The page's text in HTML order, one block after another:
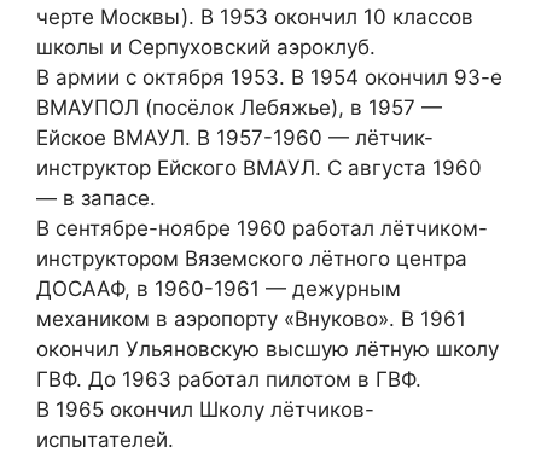
черте Москвы). В 1953 окончил 10 классов
школы и Серпуховский аэроклуб.
В армии с октября 1953. В 1954 окончил 93-е
ВМАУПОЛ (посёлок Лебяжье), в 1957 —
Ейское ВМАУЛ. В 1957-1960 — лётчик-
инструктор Ейского ВМАУЛ. С августа 1960
— в запасе.
В сентябре-ноябре 1960 работал лётчиком-
инструктором Вяземского лётного центра
ДОСААФ, в 1960-1961 — дежурным
механиком в аэропорту «Внуково». В 1961
окончил Ульяновскую высшую лётную школу
ГВФ. До 1963 работал пилотом в ГВФ.
В 1965 окончил Школу лётчиков-
испытателей.